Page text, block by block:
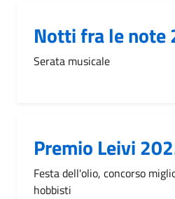
Notti fra le note
Serata musicale
Premio Leivi
Festa dell'olio, concorso
hobbisti